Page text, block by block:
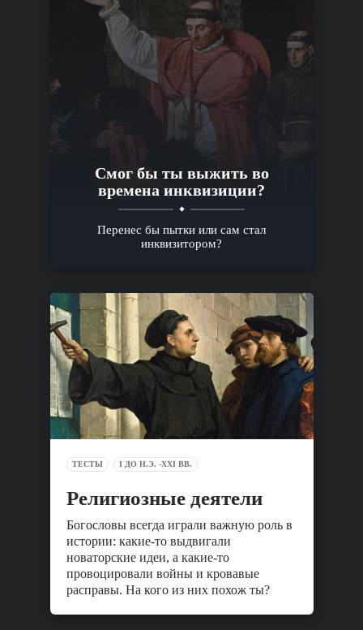
Смог бы ты выжить во
времена инквизиции?
Перенес бы пытки или сам стал
инквизитором?
ТЕСТЫ I ДО Н.Э. -XXI ВВ.
Религиозные деятели
Богословы всегда играли важную роль в
истории: какие-то выдвигали
новаторские идеи, а какие-то
провоцировали войны и кровавые
расправы. На кого из них похож ты?